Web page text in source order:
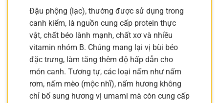
Đậu phộng (lạc), thường được sử dụng trong
canh kiểm, là nguồn cung cấp protein thực
vật, chất béo lành mạnh, chất xơ và nhiều
vitamin nhóm B. Chúng mang lại vị bùi béo
đặc trưng, làm tăng thêm độ hấp dẫn cho
món canh. Tương tự, các loại nấm như nấm
rơm, nấm mèo (mộc nhĩ), nấm hương không
chỉ bổ sung hương vị umami mà còn cung cấp